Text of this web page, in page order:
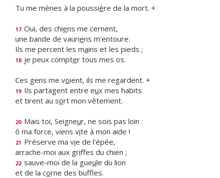
Tu me mènes à la poussière de la mort. +
17 Oui, des chiens me cernent,
une bande de vauriens m'entoure.
Ils me percent les mains et les pieds ;
18 je peux compter tous mes os.
Ces gens me voient, ils me regardent. +
19 Ils partagent entre eux mes habits
et tirent au sort mon vêtement.
20 Mais toi, Seigneur, ne sois pas loin :
ô ma force, viens vite à mon aide !
21 Préserve ma vie de l'épée,
arrache-moi aux griffes du chien ;
22 sauve-moi de la gueule du lion
et de la corne des buffles.